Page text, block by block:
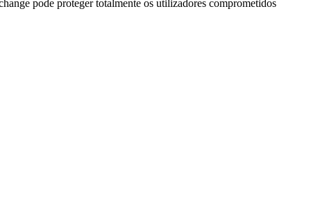
pode proteger totalmente os utilizadores comprometidos